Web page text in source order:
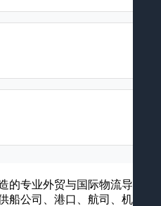
的专业外贸与国际物流导航平
船公司、港口、航司、机场、